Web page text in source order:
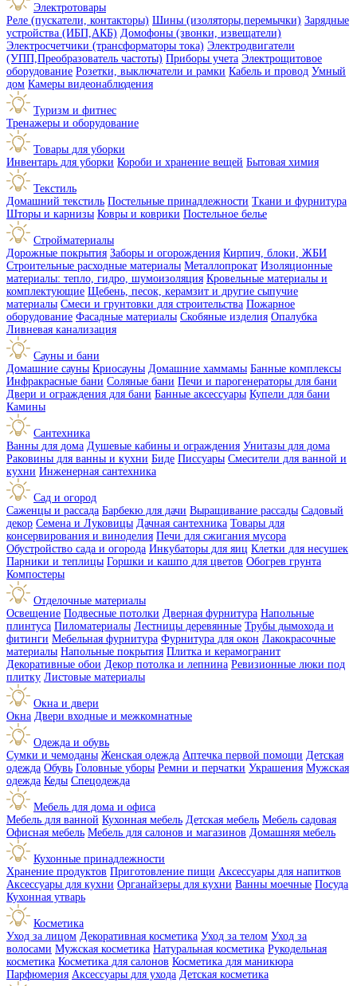
Электротовары
Реле (пускатели, контакторы) Шины (изоляторы,перемычки) Зарядные
устройства (ИБП,АКБ) Домофоны (звонки, извещатели)
Электросчетчики (трансформаторы тока) Электродвигатели
(УПП,Преобразователь частоты) Приборы учета Электрощитовое
оборудование Розетки, выключатели и рамки Кабель и провод Умный
дом Камеры видеонаблюдения
Туризм и фитнес
Тренажеры и оборудование
Товары для уборки
Инвентарь для уборки Короби и хранение вещей Бытовая химия
Текстиль
Домашний текстиль Постельные принадлежности Ткани и фурнитура
Шторы и карнизы Ковры и коврики Постельное белье
Стройматериалы
Дорожные покрытия Заборы и огорождения Кирпич, блоки, ЖБИ
Строительные расходные материалы Металлопрокат Изоляционные
материалы: тепло, гидро, шумоизоляция Кровельные материалы и
комплектующие Щебень, песок, керамзит и другие сыпучие
материалы Смеси и грунтовки для строительства Пожарное
оборудование Фасадные материалы Скобяные изделия Опалубка
Ливневая канализация
Сауны и бани
Домашние сауны Криосауны Домашние хаммамы Банные комплексы
Инфракрасные бани Соляные бани Печи и парогенераторы для бани
Двери и ограждения для бани Банные аксессуары Купели для бани
Камины
Сантехника
Ванны для дома Душевые кабины и ограждения Унитазы для дома
Раковины для ванны и кухни Биде Писсуары Смесители для ванной и
кухни Инженерная сантехника
Сад и огород
Саженцы и рассада Барбекю для дачи Выращивание рассады Садовый
декор Семена и Луковицы Дачная сантехника Товары для
консервирования и виноделия Печи для сжигания мусора
Обустройство сада и огорода Инкубаторы для яиц Клетки для несушек
Парники и теплицы Горшки и кашпо для цветов Обогрев грунта
Компостеры
Отделочные материалы
Освещение Подвесные потолки Дверная фурнитура Напольные
плинтуса Пиломатериалы Лестницы деревянные Трубы дымохода и
фитинги Мебельная фурнитура Фурнитура для окон Лакокрасочные
материалы Напольные покрытия Плитка и керамогранит
Декоративные обои Декор потолка и лепнина Ревизионные люки под
плитку Листовые материалы
Окна и двери
Окна Двери входные и межкомнатные
Одежда и обувь
Сумки и чемоданы Женская одежда Аптечка первой помощи Детская
одежда Обувь Головные уборы Ремни и перчатки Украшения Мужская
одежда Кеды Спецодежда
Мебель для дома и офиса
Мебель для ванной Кухонная мебель Детская мебель Мебель садовая
Офисная мебель Мебель для салонов и магазинов Домашняя мебель
Кухонные принадлежности
Хранение продуктов Приготовление пищи Аксессуары для напитков
Аксессуары для кухни Органайзеры для кухни Ванны моечные Посуда
Кухонная утварь
Косметика
Уход за лицом Декоративная косметика Уход за телом Уход за
волосами Мужская косметика Натуральная косметика Рукодельная
косметика Косметика для салонов Косметика для маникюра
Парфюмерия Аксессуары для ухода Детская косметика